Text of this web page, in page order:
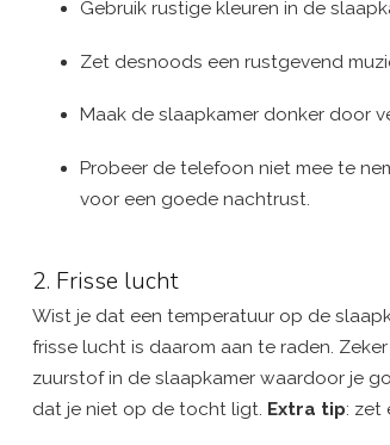
Gebruik rustige kleuren in de
Zet desnoods een rustgevend
Maak de slaapkamer donker door
Probeer de telefoon niet mee te
voor een goede nachtrust.
2. Frisse lucht
Wist je dat een temperatuur op de
frisse lucht is daarom aan te raden.
zuurstof in de slaapkamer waardoor je
dat je niet op de tocht ligt. Extra tip: zet